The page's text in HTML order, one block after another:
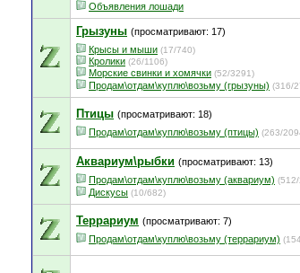
Объявления лошади
Грызуны (просматривают: 17)
Крысы и мыши (17/740)
Кролики (26/1106)
Морские свинки и хомячки (52/3291)
Продам\отдам\куплю\возьму (грызуны) (316/
Птицы (просматривают: 18)
Продам\отдам\куплю\возьму (птицы) (263/
Аквариум\рыбки (просматривают: 13)
Продам\отдам\куплю\возьму (аквариум)
Дискусы (10/682)
Террариум (просматривают: 7)
Продам\отдам\куплю\возьму (террариум)